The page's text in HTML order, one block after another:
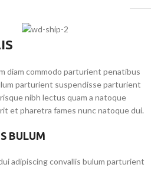
diam commodo parturient penatibus
parturient suspendisse parturient
nibh lectus quam a natoque
et pharetra fames nunc natoque dui.
BULUM
adipiscing convallis bulum parturient